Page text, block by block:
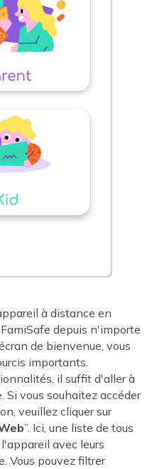
à distance en
depuis n'importe
de bienvenue, vous
importants.
il suffit d'aller à
Si vous souhaitez accéder
veuillez cliquer sur
”. Ici, une liste de tous
avec leurs
Vous pouvez filtrer